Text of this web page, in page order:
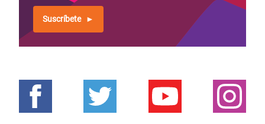
Suscríbete